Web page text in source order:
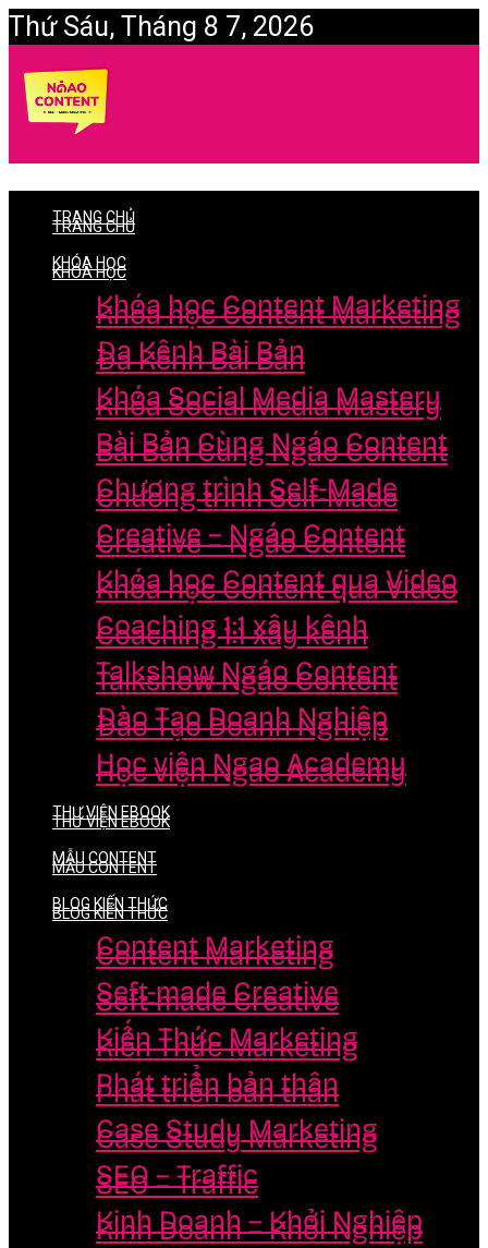
Thứ Sáu, Tháng 8 7, 2026
Login
TRANG CHỦ
KHÓA HỌC
Khóa học Content Marketing
Đa Kênh Bài Bản
Khóa Social Media Mastery
Bài Bản Cùng Ngáo Content
Chương trình Self-Made
Creative – Ngáo Content
Khóa học Content qua Video
Coaching 1:1 xây kênh
Talkshow Ngáo Content
Đào Tạo Doanh Nghiệp
Học viện Ngao Academy
THƯ VIỆN EBOOK
MẪU CONTENT
BLOG KIẾN THỨC
Content Marketing
Seft-made Creative
Kiến Thức Marketing
Phát triển bản thân
Case Study Marketing
SEO – Traffic
Kinh Doanh – Khởi Nghiệp
TRANG CHỦ
KHÓA HỌC
Khóa học Content Marketing
Đa Kênh Bài Bản
Khóa Social Media Mastery
Bài Bản Cùng Ngáo Content
Chương trình Self-Made
Creative – Ngáo Content
Khóa học Content qua Video
Coaching 1:1 xây kênh
Talkshow Ngáo Content
Đào Tạo Doanh Nghiệp
Học viện Ngao Academy
THƯ VIỆN EBOOK
MẪU CONTENT
BLOG KIẾN THỨC
Content Marketing
Seft-made Creative
Kiến Thức Marketing
Phát triển bản thân
Case Study Marketing
SEO – Traffic
Kinh Doanh – Khởi Nghiệp